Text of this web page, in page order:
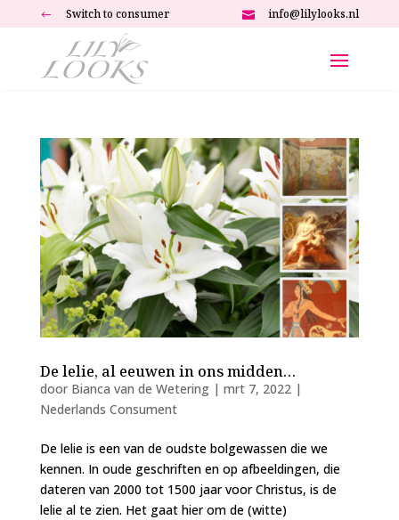
# Switch to consumer  info@lilylooks.nl
De lelie, al eeuwen in ons midden…
door Bianca van de Wetering| mrt 7, 2022|
Nederlands Consument
De lelie is een van de oudste bolgewassen die we
kennen. In oude geschriften en op afbeeldingen, die
dateren van 2000 tot 1500 jaar voor Christus, is de
lelie al te zien. Het gaat hier om de (witte)